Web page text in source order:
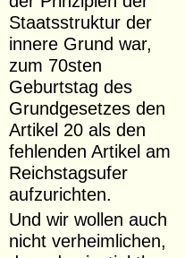
Staatsstruktur der
innere Grund war,
zum 70sten
Geburtstag des
Grundgesetzes den
Artikel 20 als den
fehlenden Artikel am
Reichstagsufer
aufzurichten.
Und wir wollen auch
nicht verheimlichen,